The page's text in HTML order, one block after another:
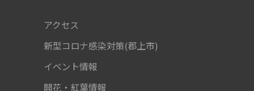
アクセス
新型コロナ感染対策(郡上市)
イベント情報
開花・紅葉情報